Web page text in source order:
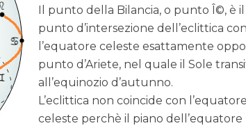
Il punto della Bilancia, o punto Î©, è il
punto d’intersezione dell’eclittica con
l’equatore celeste esattamente
punto d’Ariete, nel quale il Sole
all’equinozio d’autunno.
L’eclittica non coincide con l’equatore
celeste perchè il piano dell’equatore